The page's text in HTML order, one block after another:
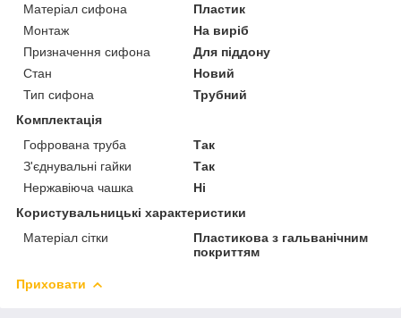
Матеріал сифона
Пластик
Монтаж
На виріб
Призначення сифона
Для піддону
Стан
Новий
Тип сифона
Трубний
Комплектація
Гофрована труба
Так
З'єднувальні гайки
Так
Нержавіюча чашка
Ні
Користувальницькі характеристики
Матеріал сітки
Пластикова з гальванічним
покриттям
Приховати